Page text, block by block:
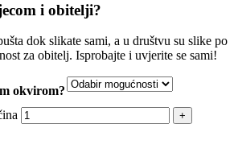
i obitelji?
dok slikate sami, a u društvu su slike po
za obitelj. Isprobajte i uvjerite se sami!
okvirom?